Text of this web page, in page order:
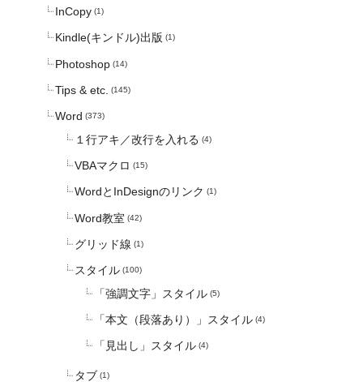
InCopy (1)
Kindle(キンドル)出版 (1)
Photoshop (14)
Tips & etc. (145)
Word (373)
１行アキ／改行を入れる (4)
VBAマクロ (15)
WordとInDesignのリンク (1)
Word教室 (42)
グリッド線 (1)
スタイル (100)
「強調文字」スタイル (5)
「本文（段落あり）」スタイル (4)
「見出し」スタイル (4)
タブ (1)